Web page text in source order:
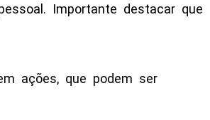
Importante destacar que
ações, que podem ser